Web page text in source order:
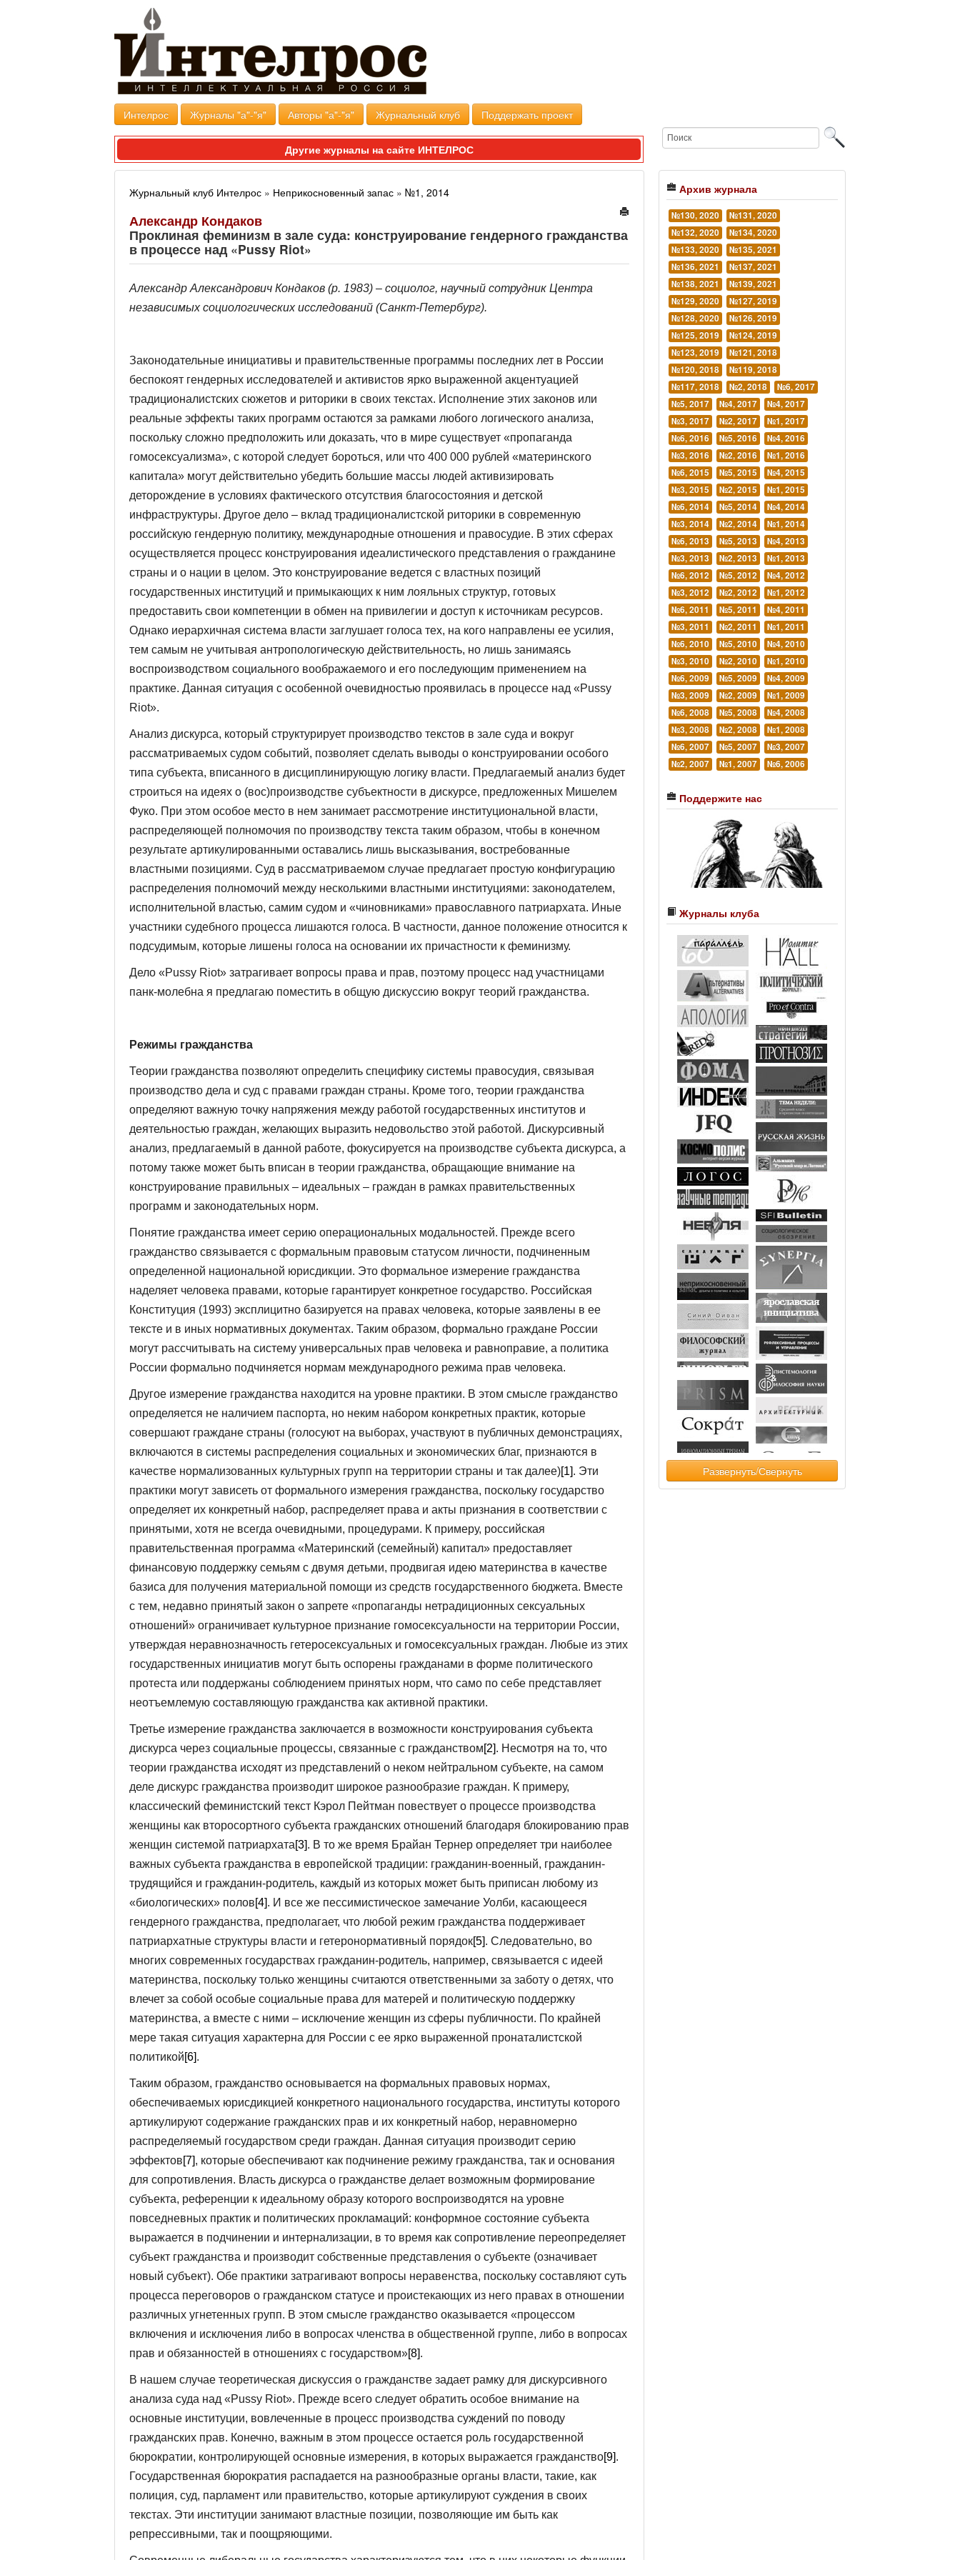
Интелрос Журналы "а"-"я" Авторы "а"-"я" Журнальный клуб Поддержать проект
Другие журналы на сайте ИНТЕЛРОС
Журнальный клуб Интелрос » Неприкосновенный запас » №1, 2014
Александр Кондаков
Проклиная феминизм в зале суда: конструирование гендерного гражданства
в процессе над «Pussy Riot»
Александр Александрович Кондаков (р. 1983) – социолог, научный сотрудник Центра
независимых социологических исследований (Санкт-Петербург).
Законодательные инициативы и правительственные программы последних лет в России
беспокоят гендерных исследователей и активистов ярко выраженной акцентуацией
традиционалистских сюжетов и риторики в своих текстах. Исполнение этих законов или
реальные эффекты таких программ остаются за рамками любого логического анализа,
поскольку сложно предположить или доказать, что в мире существует «пропаганда
гомосексуализма», с которой следует бороться, или что 400 000 рублей «материнского
капитала» могут действительно убедить большие массы людей активизировать
деторождение в условиях фактического отсутствия благосостояния и детской
инфраструктуры. Другое дело – вклад традиционалистской риторики в современную
российскую гендерную политику, международные отношения и правосудие. В этих сферах
осуществляется процесс конструирования идеалистического представления о гражданине
страны и о нации в целом. Это конструирование ведется с властных позиций
государственных институций и примыкающих к ним лояльных структур, готовых
предоставить свои компетенции в обмен на привилегии и доступ к источникам ресурсов.
Однако иерархичная система власти заглушает голоса тех, на кого направлены ее усилия,
тем самым не учитывая антропологическую действительность, но лишь занимаясь
воспроизводством социального воображаемого и его последующим применением на
практике. Данная ситуация с особенной очевидностью проявилась в процессе над «Pussy
Riot».
Анализ дискурса, который структурирует производство текстов в зале суда и вокруг
рассматриваемых судом событий, позволяет сделать выводы о конструировании особого
типа субъекта, вписанного в дисциплинирующую логику власти. Предлагаемый анализ будет
строиться на идеях о (вос)производстве субъектности в дискурсе, предложенных Мишелем
Фуко. При этом особое место в нем занимает рассмотрение институциональной власти,
распределяющей полномочия по производству текста таким образом, чтобы в конечном
результате артикулированными оставались лишь высказывания, востребованные
властными позициями. Суд в рассматриваемом случае предлагает простую конфигурацию
распределения полномочий между несколькими властными институциями: законодателем,
исполнительной властью, самим судом и «чиновниками» православного патриархата. Иные
участники судебного процесса лишаются голоса. В частности, данное положение относится к
подсудимым, которые лишены голоса на основании их причастности к феминизму.
Дело «Pussy Riot» затрагивает вопросы права и прав, поэтому процесс над участницами
панк-молебна я предлагаю поместить в общую дискуссию вокруг теорий гражданства.
Режимы гражданства
Теории гражданства позволяют определить специфику системы правосудия, связывая
производство дела и суд с правами граждан страны. Кроме того, теории гражданства
определяют важную точку напряжения между работой государственных институтов и
деятельностью граждан, желающих выразить недовольство этой работой. Дискурсивный
анализ, предлагаемый в данной работе, фокусируется на производстве субъекта дискурса, а
потому также может быть вписан в теории гражданства, обращающие внимание на
конструирование правильных – идеальных – граждан в рамках правительственных
программ и законодательных норм.
Понятие гражданства имеет серию операциональных модальностей. Прежде всего
гражданство связывается с формальным правовым статусом личности, подчиненным
определенной национальной юрисдикции. Это формальное измерение гражданства
наделяет человека правами, которые гарантирует конкретное государство. Российская
Конституция (1993) эксплицитно базируется на правах человека, которые заявлены в ее
тексте и в иных нормативных документах. Таким образом, формально граждане России
могут рассчитывать на систему универсальных прав человека и равноправие, а политика
России формально подчиняется нормам международного режима прав человека.
Другое измерение гражданства находится на уровне практики. В этом смысле гражданство
определяется не наличием паспорта, но неким набором конкретных практик, которые
совершают граждане страны (голосуют на выборах, участвуют в публичных демонстрациях,
включаются в системы распределения социальных и экономических благ, признаются в
качестве нормализованных культурных групп на территории страны и так далее)[1]. Эти
практики могут зависеть от формального измерения гражданства, поскольку государство
определяет их конкретный набор, распределяет права и акты признания в соответствии с
принятыми, хотя не всегда очевидными, процедурами. К примеру, российская
правительственная программа «Материнский (семейный) капитал» предоставляет
финансовую поддержку семьям с двумя детьми, продвигая идею материнства в качестве
базиса для получения материальной помощи из средств государственного бюджета. Вместе
с тем, недавно принятый закон о запрете «пропаганды нетрадиционных сексуальных
отношений» ограничивает культурное признание гомосексуальности на территории России,
утверждая неравнозначность гетеросексуальных и гомосексуальных граждан. Любые из этих
государственных инициатив могут быть оспорены гражданами в форме политического
протеста или поддержаны соблюдением принятых норм, что само по себе представляет
неотъемлемую составляющую гражданства как активной практики.
Третье измерение гражданства заключается в возможности конструирования субъекта
дискурса через социальные процессы, связанные с гражданством[2]. Несмотря на то, что
теории гражданства исходят из представлений о неком нейтральном субъекте, на самом
деле дискурс гражданства производит широкое разнообразие граждан. К примеру,
классический феминистский текст Кэрол Пейтман повествует о процессе производства
женщины как второсортного субъекта гражданских отношений благодаря блокированию прав
женщин системой патриархата[3]. В то же время Брайан Тернер определяет три наиболее
важных субъекта гражданства в европейской традиции: гражданин-военный, гражданин-
трудящийся и гражданин-родитель, каждый из которых может быть приписан любому из
«биологических» полов[4]. И все же пессимистическое замечание Уолби, касающееся
гендерного гражданства, предполагает, что любой режим гражданства поддерживает
патриархатные структуры власти и гетеронормативный порядок[5]. Следовательно, во
многих современных государствах гражданин-родитель, например, связывается с идеей
материнства, поскольку только женщины считаются ответственными за заботу о детях, что
влечет за собой особые социальные права для матерей и политическую поддержку
материнства, а вместе с ними – исключение женщин из сферы публичности. По крайней
мере такая ситуация характерна для России с ее ярко выраженной пронаталистской
политикой[6].
Таким образом, гражданство основывается на формальных правовых нормах,
обеспечиваемых юрисдикцией конкретного национального государства, институты которого
артикулируют содержание гражданских прав и их конкретный набор, неравномерно
распределяемый государством среди граждан. Данная ситуация производит серию
эффектов[7], которые обеспечивают как подчинение режиму гражданства, так и основания
для сопротивления. Власть дискурса о гражданстве делает возможным формирование
субъекта, референции к идеальному образу которого воспроизводятся на уровне
повседневных практик и политических прокламаций: конформное состояние субъекта
выражается в подчинении и интернализации, в то время как сопротивление переопределяет
субъект гражданства и производит собственные представления о субъекте (означивает
новый субъект). Обе практики затрагивают вопросы неравенства, поскольку составляют суть
процесса переговоров о гражданском статусе и проистекающих из него правах в отношении
различных угнетенных групп. В этом смысле гражданство оказывается «процессом
включения и исключения либо в вопросах членства в общественной группе, либо в вопросах
прав и обязанностей в отношениях с государством»[8].
В нашем случае теоретическая дискуссия о гражданстве задает рамку для дискурсивного
анализа суда над «Pussy Riot». Прежде всего следует обратить особое внимание на
основные институции, вовлеченные в процесс производства суждений по поводу
гражданских прав. Конечно, важным в этом процессе остается роль государственной
бюрократии, контролирующей основные измерения, в которых выражается гражданство[9].
Государственная бюрократия распадается на разнообразные органы власти, такие, как
полиция, суд, парламент или правительство, которые артикулируют суждения в своих
текстах. Эти институции занимают властные позиции, позволяющие им быть как
репрессивными, так и поощряющими.
Архив журнала
№130, 2020
№131, 2020
№132, 2020
№134, 2020
№133, 2020
№135, 2021
№136, 2021
№137, 2021
№138, 2021
№139, 2021
№129, 2020
№127, 2019
№128, 2020
№126, 2019
№125, 2019
№124, 2019
№123, 2019
№121, 2018
№120, 2018
№119, 2018
№117, 2018
№2, 2018
№6, 2017
№5, 2017
№4, 2017
№4, 2017
№3, 2017
№2, 2017
№1, 2017
№6, 2016
№5, 2016
№4, 2016
№3, 2016
№2, 2016
№1, 2016
№6, 2015
№5, 2015
№4, 2015
№3, 2015
№2, 2015
№1, 2015
№6, 2014
№5, 2014
№4, 2014
№3, 2014
№2, 2014
№1, 2014
№6, 2013
№5, 2013
№4, 2013
№3, 2013
№2, 2013
№1, 2013
№6, 2012
№5, 2012
№4, 2012
№3, 2012
№2, 2012
№1, 2012
№6, 2011
№5, 2011
№4, 2011
№3, 2011
№2, 2011
№1, 2011
№6, 2010
№5, 2010
№4, 2010
№3, 2010
№2, 2010
№1, 2010
№6, 2009
№5, 2009
№4, 2009
№3, 2009
№2, 2009
№1, 2009
№6, 2008
№5, 2008
№4, 2008
№3, 2008
№2, 2008
№1, 2008
№6, 2007
№5, 2007
№3, 2007
№2, 2007
№1, 2007 №6, 2006
Поддержите нас
Журналы клуба
Развернуть/Свернуть